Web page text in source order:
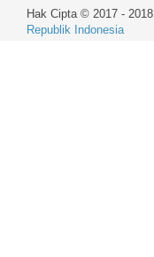
Hak Cipta © 2017 - 2018
Republik Indonesia